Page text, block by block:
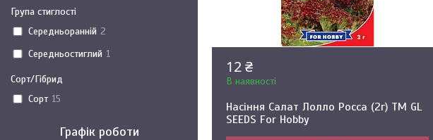
12 ₴
В наявності
Насіння Салат Лолло Росса (2г) ТМ GL
SEEDS For Hobby
Група стиглості
Середньоранній 2
Середньостиглий 1
Сорт/Гібрид
Сорт 15
Графік роботи